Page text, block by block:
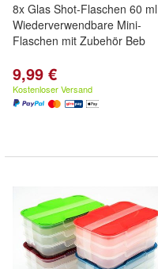
8x Glas Shot-Flaschen 60
Wiederverwendbare Mini-
Flaschen mit Zubehör Beb
9,99 €
Kostenloser Versand